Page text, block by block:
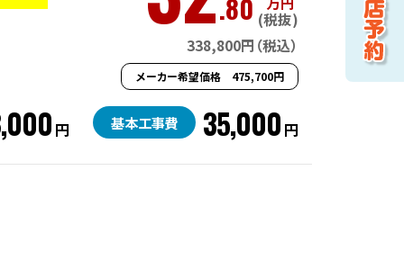
.80 (税抜)
338,800円（税込）
メーカー希望価格 475,700円
円 基本工事費 35,000 円